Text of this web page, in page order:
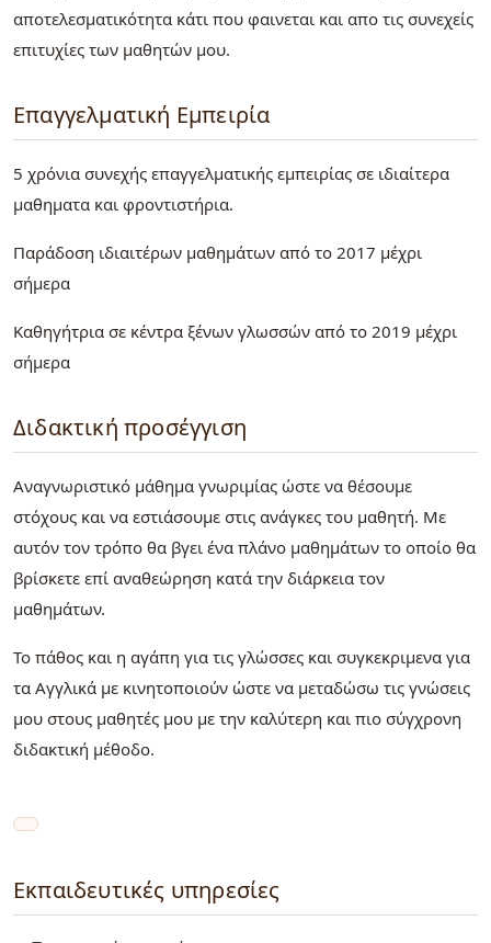
αποτελεσματικότητα κάτι που φαινεται και απο τις συνεχείς
επιτυχίες των μαθητών μου.
Επαγγελματική Εμπειρία
5 χρόνια συνεχής επαγγελματικής εμπειρίας σε ιδιαίτερα
μαθηματα και φροντιστήρια.
Παράδοση ιδιαιτέρων μαθημάτων από το 2017 μέχρι
σήμερα
Καθηγήτρια σε κέντρα ξένων γλωσσών από το 2019 μέχρι
σήμερα
Διδακτική προσέγγιση
Αναγνωριστικό μάθημα γνωριμίας ώστε να θέσουμε
στόχους και να εστιάσουμε στις ανάγκες του μαθητή. Με
αυτόν τον τρόπο θα βγει ένα πλάνο μαθημάτων το οποίο θα
βρίσκετε επί αναθεώρηση κατά την διάρκεια τον
μαθημάτων.
Το πάθος και η αγάπη για τις γλώσσες και συγκεκριμενα για
τα Αγγλικά με κινητοποιούν ώστε να μεταδώσω τις γνώσεις
μου στους μαθητές μου με την καλύτερη και πιο σύγχρονη
διδακτική μέθοδο.
Εκπαιδευτικές υπηρεσίες